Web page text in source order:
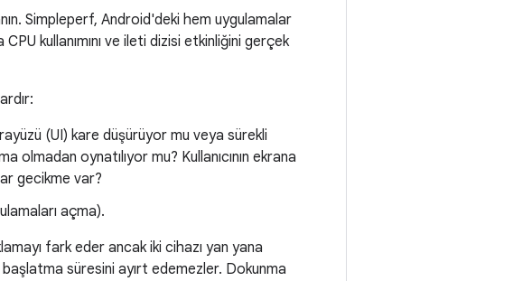
Simpleperf, Android'deki hem uygulamalar
kullanımını ve ileti dizisi etkinliğini gerçek
(UI) kare düşürüyor mu veya sürekli
oynatılıyor mu? Kullanıcının ekrana
gecikme var?
açma).
fark eder ancak iki cihazı yan yana
süresini ayırt edemezler. Dokunma